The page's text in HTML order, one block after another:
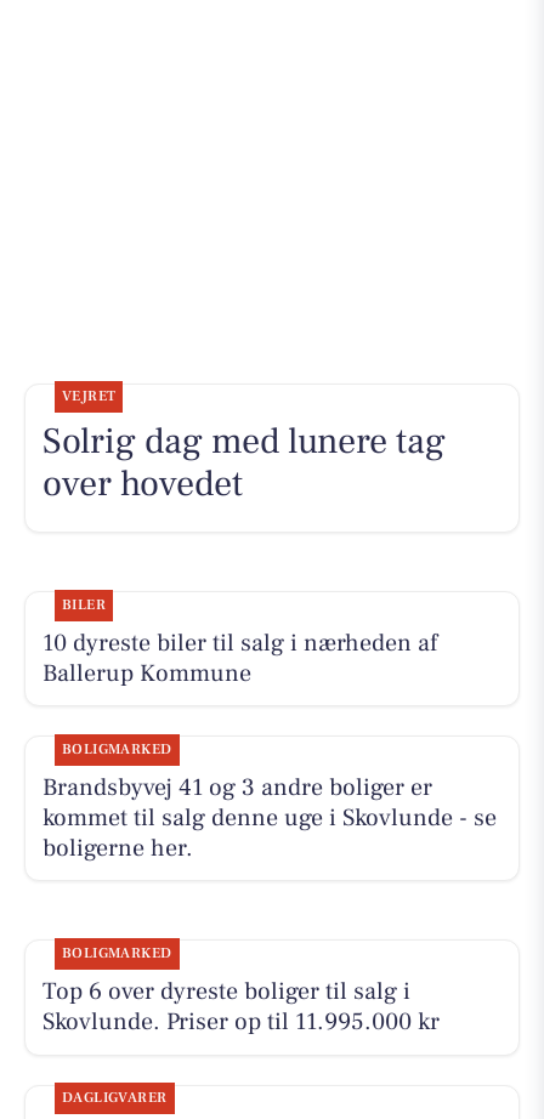
VEJRET
Solrig dag med lunere tag
over hovedet
BILER
10 dyreste biler til salg i nærheden af
Ballerup Kommune
BOLIGMARKED
Brandsbyvej 41 og 3 andre boliger er
kommet til salg denne uge i Skovlunde - se
boligerne her.
BOLIGMARKED
Top 6 over dyreste boliger til salg i
Skovlunde. Priser op til 11.995.000 kr
DAGLIGVARER